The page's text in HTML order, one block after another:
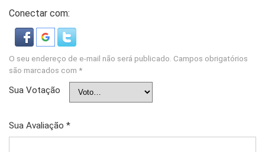
Conectar com:
O seu endereço de e-mail não será publicado. Campos obrigatórios
são marcados com *
Sua Votação
Sua Avaliação *